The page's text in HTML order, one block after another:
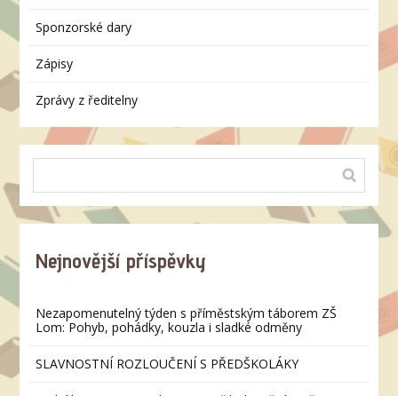
Sponzorské dary
Zápisy
Zprávy z ředitelny
Nejnovější příspěvky
Nezapomenutelný týden s příměstským táborem ZŠ
Lom: Pohyb, pohádky, kouzla i sladké odměny
SLAVNOSTNÍ ROZLOUČENÍ S PŘEDŠKOLÁKY